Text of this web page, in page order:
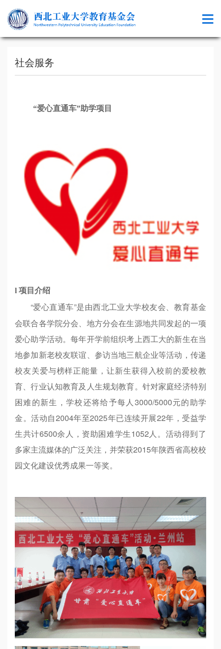
社会服务
“爱心直通车”助学项目
l 项目介绍
“爱心直通车”是由西北工业大学校友会、教育基金
会联合各学院分会、地方分会在生源地共同发起的一项
爱心助学活动。每年开学前组织考上西工大的新生在当
地参加新老校友联谊、参访当地三航企业等活动，传递
校友关爱与榜样正能量，让新生获得入校前的爱校教
育、行业认知教育及人生规划教育。针对家庭经济特别
困难的新生，学校还将给予每人3000/5000元的助学
金。活动自2004年至2025年已连续开展22年，受益学
生共计6500余人，资助困难学生1052人。活动得到了
多家主流媒体的广泛关注，并荣获2015年陕西省高校校
园文化建设优秀成果一等奖。